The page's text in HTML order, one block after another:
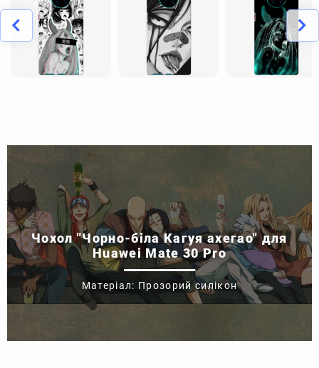
Чохол "Чорно-біла Кагуя ахегао" для
Huawei Mate 30 Pro
Матеріал: Прозорий силікон